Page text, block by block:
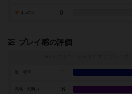
0
プレイ感の評価
11
戦略・判断力 16